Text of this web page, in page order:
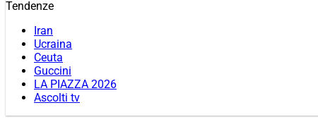
Tendenze
Iran
Ucraina
Ceuta
Guccini
LA PIAZZA 2026
Ascolti tv